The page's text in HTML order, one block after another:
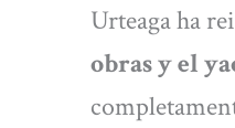
Urteaga ha
obras y el